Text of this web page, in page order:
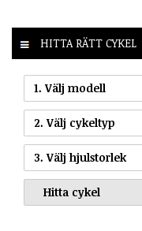
HITTA RÄTT CYKEL
1. Välj modell
2. Välj cykeltyp
3. Välj hjulstorlek